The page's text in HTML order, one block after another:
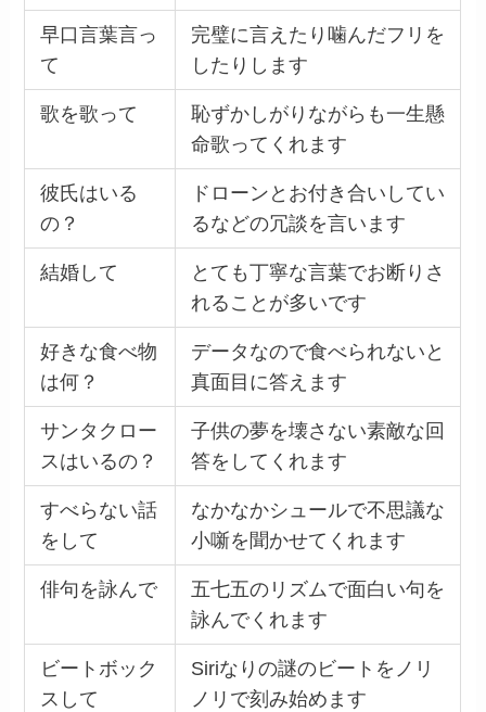
早口言葉言っ
て
完璧に言えたり噛んだフリを
したりします
歌を歌って
恥ずかしがりながらも一生懸
命歌ってくれます
彼氏はいる
の？
ドローンとお付き合いしてい
るなどの冗談を言います
結婚して
とても丁寧な言葉でお断りさ
れることが多いです
好きな食べ物
は何？
データなので食べられないと
真面目に答えます
サンタクロー
スはいるの？
子供の夢を壊さない素敵な回
答をしてくれます
すべらない話
をして
なかなかシュールで不思議な
小噺を聞かせてくれます
俳句を詠んで
五七五のリズムで面白い句を
詠んでくれます
ビートボック
スして
Siriなりの謎のビートをノリ
ノリで刻み始めます